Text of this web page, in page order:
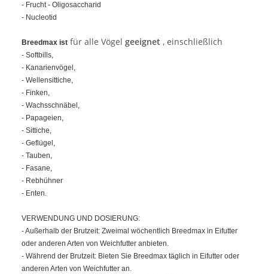
- Frucht - Oligosaccharid
- Nucleotid
Breedmax ist für alle Vögel geeignet , einschließlich
- Softbills,
- Kanarienvögel,
- Wellensittiche,
- Finken,
- Wachsschnäbel,
- Papageien,
- Sittiche,
- Geflügel,
- Tauben,
- Fasane,
- Rebhühner
- Enten.
VERWENDUNG UND DOSIERUNG:
- Außerhalb der Brutzeit: Zweimal wöchentlich Breedmax in Eifutter
oder anderen Arten von Weichfutter anbieten.
- Während der Brutzeit: Bieten Sie Breedmax täglich in Eifutter oder
anderen Arten von Weichfutter an.